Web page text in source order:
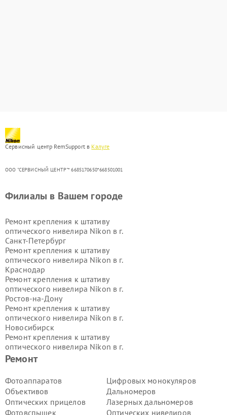
Сервисный центр RemSupport в Калуге
ООО "СЕРВИСНЫЙ ЦЕНТР"* 6685170650*668501001
Ремонт
Фотоаппаратов
Объективов
Оптических прицелов
Фотовспышек
Цифровых монокуляров
Дальномеров
Лазерных дальномеров
Оптических нивелиров
Филиалы в Вашем городе
Ремонт крепления к штативу
оптического нивелира Nikon в г.
Санкт-Петербург
Ремонт крепления к штативу
оптического нивелира Nikon в г.
Краснодар
Ремонт крепления к штативу
оптического нивелира Nikon в г.
Ростов-на-Дону
Ремонт крепления к штативу
оптического нивелира Nikon в г.
Новосибирск
Ремонт крепления к штативу
оптического нивелира Nikon в г.
Екатеринбург
оптического нивелира Nikon в г.
Казань
Ремонт крепления к штативу
оптического нивелира Nikon в г.